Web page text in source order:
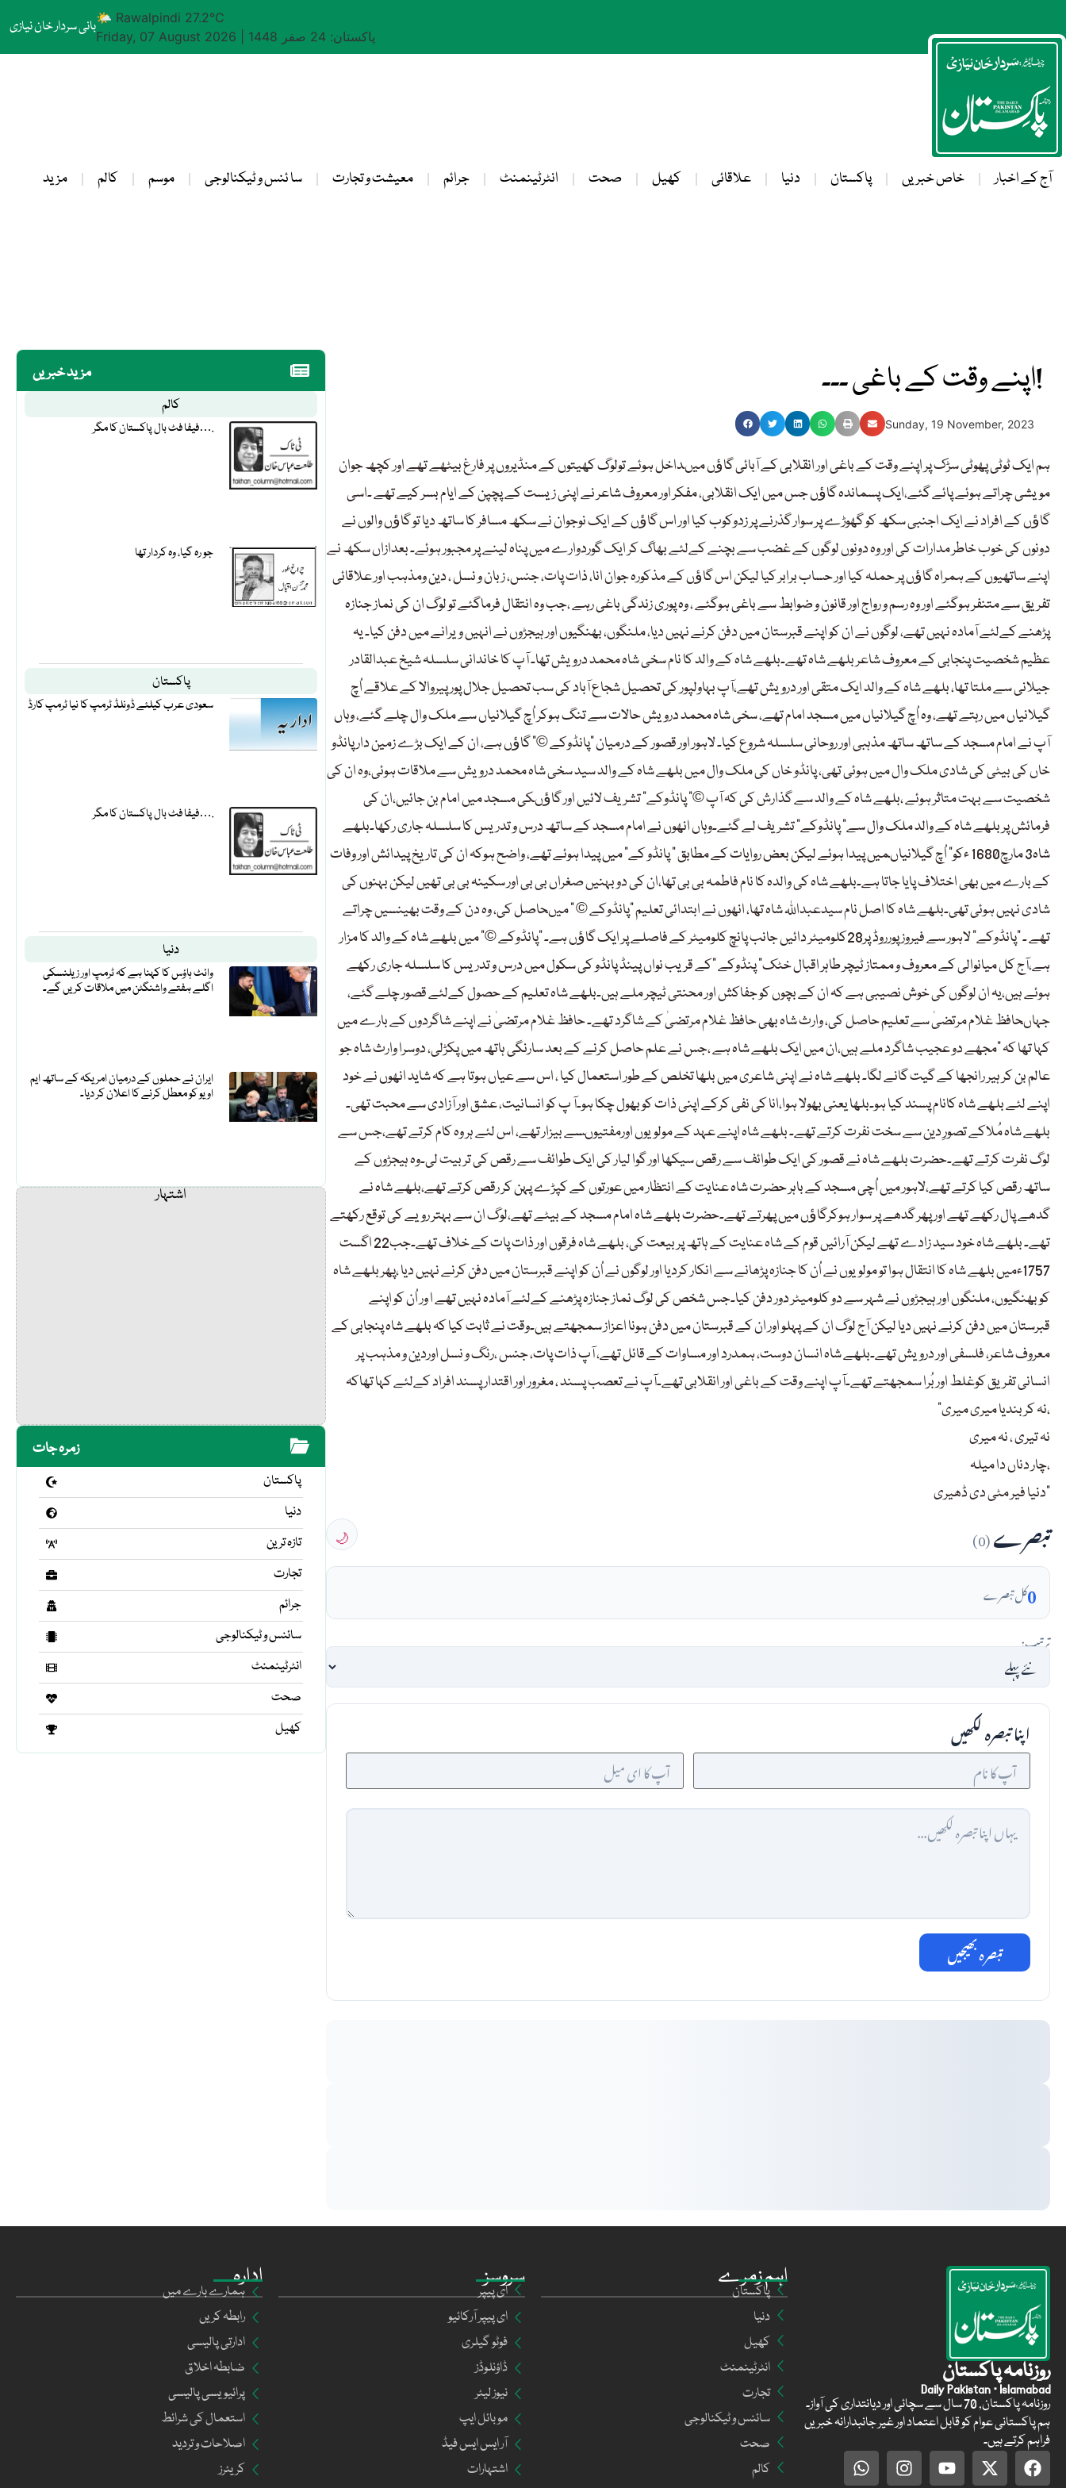
بانی سردار خان نیازی🌤 Rawalpindi 27.2°C
Friday, 07 August 2026
پاکستان: 24 صفر 1448
آج کے اخبار خاص خبریں پاکستان دنیا علاقائی کھیل صحت انٹرٹینمنٹ جرائم معیشت و تجارت سا ئنس و ٹیکنالوجی موسم کالم مزید
مزید خبریں
کالم
فیفا فٹ بال پاکستان کا مگر….
جو رہ گیا، وہ کردار تھا
پاکستان
سعودی عرب کیلئے ڈونلڈ ٹرمپ کا نیا ٹرمپ کارڈ
فیفا فٹ بال پاکستان کا مگر….
دنیا
وائٹ ہاؤس کا کہنا ہے کہ ٹرمپ اور زیلنسکی
اگلے ہفتے واشنگٹن میں ملاقات کریں گے۔
ایران نے حملوں کے درمیان امریکہ کے ساتھ ایم
او یو کو معطل کرنے کا اعلان کر دیا۔
اشتہار
زمرہ جات
پاکستان
دنیا
تازہ ترین
تجارت
جرائم
سائنس و ٹیکنالوجی
انٹرٹینمنٹ
صحت
کھیل
اپنے وقت کے باغی ۔۔۔!
Sunday, 19 November, 2023
ہم ایک ٹوٹی پھوٹی سڑک پر اپنے وقت کے باغی اور انقلابی کے آبائی گاﺅں میںداخل ہوئے تولوگ کھیتوں کے منڈیروں پر فارغ بیٹھے تھے اور کچھ جوان
مویشی چراتے ہوئے پائے گئے،ایک پسماندہ گاﺅں جس میں ایک انقلابی، مفکر اور معروف شاعر نے اپنی زیست کے پچپن کے ایام بسر کیے تھے ۔اسی
گاﺅں کے افراد نے ایک اجنبی سکھ کو گھوڑے پر سوار گذرنے پر زدوکوب کیا اور اس گاﺅں کے ایک نوجوان نے سکھ مسافر کا ساتھ دیا تو گاﺅں والوں نے
دونوں کی خوب خاطر مدارات کی اور وہ دونوں لوگوں کے غضب سے بچنے کےلئے بھاگ کر ایک گوردوارے میں پناہ لینے پر مجبور ہوئے۔ بعدازاں سکھ نے
اپنے ساتھیوں کے ہمراہ گاﺅں پر حملہ کیا اور حساب برابر کیا لیکن اس گاﺅں کے مذکورہ جوان انا، ذات پات، جنس، زبان و نسل ، دین ومذہب اور علاقائی
تفریق سے متنفر ہوگئے اور وہ رسم و رواج اور قانون و ضوابط سے باغی ہوگئے ، وہ پوری زندگی باغی رہے ،جب وہ انتقال فرماگئے تو لوگ ان کی نماز جنازہ
پڑھنے کےلئے آمادہ نہیں تھے، لوگوں نے ان کو اپنے قبرستان میں دفن کرنے نہیں دیا، ملنگوں، بھنگیوں اور ہیجڑوں نے انہیں ویرانے میں دفن کیا۔ یہ
عظیم شخصیت پنجابی کے معروف شاعر بلھے شاہ تھے۔بلھے شاہ کے والد کا نام سخی شاہ محمد درویش تھا۔ آپ کا خاندانی سلسلہ شیخ عبدالقادر
جیلانی سے ملتا تھا، بلھے شاہ کے والد ایک متقی اور درویش تھے،آپ بہاولپور کی تحصیل شجاع آباد کی سب تحصیل جلال پور پیروالا کے علاقے اُچ
گیلانیاں میں رہتے تھے، وہ اُچ گیلانیاں میں مسجد امام تھے، سخی شاہ محمد درویش حالات سے تنگ ہوکر اُچ گیلانیاں سے ملک وال چلے گئے، وہاں
آپ نے امام مسجد کے ساتھ ساتھ مذہبی اور روحانی سلسلہ شروع کیا۔ لاہور اور قصور کے درمیان “پانڈوکے ©” گاﺅں ہے، ان کے ایک بڑے زمین دار پانڈو
خاں کی بیٹی کی شادی ملک وال میں ہوئی تھی، پانڈو خاں کی ملک وال میں بلھے شاہ کے والد سید سخی شاہ محمد درویش سے ملاقات ہوئی،وہ ان کی
شخصیت سے بہت متاثر ہوئے ،بلھے شاہ کے والد سے گذارش کی کہ آپ ©” پانڈوکے” تشریف لائیں اور گاﺅںکی مسجد میں امام بن جائیں،ان کی
فرمائش پر بلھے شاہ کے والد ملک وال سے” پانڈوکے” تشریف لے گئے۔وہاں انھوں نے امام مسجد کے ساتھ درس و تدریس کا سلسلہ جاری رکھا۔بلھے
شاہ3 مارچ1680 ءکو” اُچ گیلانیاںمیں پیدا ہوئے لیکن بعض روایات کے مطابق ” پانڈو کے” میں پیدا ہوئے تھے، واضح ہوکہ ان کی تاریخ پیدائش اور وفات
کے بارے میں بھی اختلاف پایا جاتا ہے۔بلھے شاہ کی والدہ کا نام فاطمہ بی بی تھا،ان کی دو بہنیں صغراں بی بی اور سکینہ بی بی تھیں لیکن بہنوں کی
شادی نہیں ہوئی تھی۔بلھے شاہ کا اصل نام سیدعبداللہ شاہ تھا، انھوں نے ابتدائی تعلیم “پانڈوکے © ” میںحاصل کی، وہ دن کے وقت بھینسیں چراتے
تھے ۔ “پانڈوکے” لاہور سے فیروز پورروڈ پر28کلومیٹر دائیں جانب پانچ کلومیٹر کے فاصلے پر ایک گاﺅں ہے۔ “پانڈوکے ©” میں بلھے شاہ کے والد کا مزار
ہے،آج کل میانوالی کے معروف و ممتاز ٹیچر طاہر اقبال خٹک” پنڈوکے “کے قریب نواں پینڈ پانڈو کی سکول میں درس و تدریس کا سلسلہ جاری رکھے
ہوئے ہیں،یہ ان لوگوں کی خوش نصیبی ہے کہ ان کے بچوں کو جفاکش اور محنتی ٹیچر ملے ہیں۔بلھے شاہ تعلیم کے حصول کےلئے قصور چلے گئے،
جہاںحافظ غلام مرتضیٰ سے تعلیم حاصل کی، وارث شاہ بھی حافظ غلام مرتضیٰ کے شاگرد تھے۔ حافظ غلام مرتضیٰ نے اپنے شاگردوں کے بارے میں
کہا تھا کہ “مجھے دو عجیب شاگرد ملے ہیں،ان میں ایک بلھے شاہ ہے ،جس نے علم حاصل کرنے کے بعد سارنگی ہاتھ میں پکڑلی، دوسرا وارث شاہ جو
عالم بن کر ہیر رانجھا کے گیت گانے لگا۔ بلھے شاہ نے اپنی شاعری میں بلھا تخلص کے طور استعمال کیا ، اس سے عیاں ہوتا ہے کہ شاید انھوں نے خود
اپنے لئے بلھے شاہ کانام پسند کیا ہو۔بلھا یعنی بھولا ہوا،انا کی نفی کرکے اپنی ذات کو بھول چکا ہو۔آ پ کو انسانیت، عشق اور آزادی سے محبت تھی۔
بلھے شاہ مُلاکے تصورِ دین سے سخت نفرت کرتے تھے۔ بلھے شاہ اپنے عہد کے مولویوں اورمفتیوںسے بیزار تھے، اس لئے ہر وہ کام کرتے تھے،جس سے
لوگ نفرت کرتے تھے۔حضرت بلھے شاہ نے قصور کی ایک طوائف سے رقص سیکھا اور گوا لیار کی ایک طوائف سے رقص کی تربیت لی۔وہ ہیجڑوں کے
ساتھ رقص کیا کرتے تھے،لاہور میں اُچی مسجد کے باہر حضرت شاہ عنایت کے انتظار میں عورتوں کے کپڑے پہن کر رقص کرتے تھے،بلھے شاہ نے
گدھے پال رکھے تھے اور پھر گدھے پر سوار ہوکرگاﺅں میں پھرتے تھے۔حضرت بلھے شاہ امام مسجد کے بیٹے تھے،لوگ ان سے بہتر رویے کی توقع رکھتے
تھے۔ بلھے شاہ خود سید زادے تھے لیکن آرائیں قوم کے شاہ عنایت کے ہاتھ پر بیعت کی، بلھے شاہ فرقوں اور ذات پات کے خلاف تھے۔جب22 اگست
1757ءمیں بلھے شاہ کا انتقال ہوا تو مولویوں نے اُن کا جنازہ پڑھانے سے انکار کردیا اور لوگوں نے اُن کو اپنے قبرستان میں دفن کرنے نہیں دیا ،پھر بلھے شاہ
کو بھنگیوں، ملنگوں اور ہیجڑوں نے شہر سے دو کلومیٹر دور دفن کیا۔جس شخص کی لوگ نماز جنازہ پڑھنے کےلئے آمادہ نہیں تھے ا ور اُن کو اپنے
قبرستان میں دفن کرنے نہیں دیا لیکن آج لوگ ان کے پہلو اور ان کے قبرستان میں دفن ہونا اعزاز سمجھتے ہیں۔وقت نے ثابت کیا کہ بلھے شاہ پنجابی کے
معروف شاعر، فلسفی اور درویش تھے۔بلھے شاہ انسان دوست، ہمدرد اور مساوات کے قائل تھے، آپ ذات پات، جنس ،رنگ و نسل اوردین و مذہب پر
انسانی تفریق کوغلط اور بُرا سمجھتے تھے۔آپ اپنے وقت کے باغی اور انقلابی تھے۔آپ نے تعصب پسند ، مغرور اور اقتدار پسند افراد کےلئے کہا تھاکہ
“نہ کر بندیا میری میری،
نہ تیری ، نہ میری
چار دناں دا میلہ،
دنیا فیر مٹی دی ڈھیری”
تبصرے(0)
🌙
0کل تبصرے
ترتیب:
اپنا تبصرہ لکھیں
تبصرہ بھیجیں
ادارہ
ہمارے بارے میں
رابطہ کریں
ادارتی پالیسی
ضابطہ اخلاق
پرائیویسی پالیسی
استعمال کی شرائط
اصلاحات و تردید
کریئرز
سروسز
ای پیپر
ای پیپر آرکائیو
فوٹو گیلری
ڈاؤنلوڈز
نیوز لیٹر
موبائل ایپ
آر ایس ایس فیڈ
اشتہارات
اہم زمرے
پاکستان
دنیا
کھیل
انٹرٹینمنٹ
تجارت
سائنس و ٹیکنالوجی
صحت
کالم
روزنامہ پاکستان
Daily Pakistan · Islamabad
روزنامہ پاکستان, 70 سال سے سچائی اور دیانتداری کی آواز۔
ہم پاکستانی عوام کو قابل اعتماد اور غیر جانبدارانہ خبریں
فراہم کرتے ہیں۔